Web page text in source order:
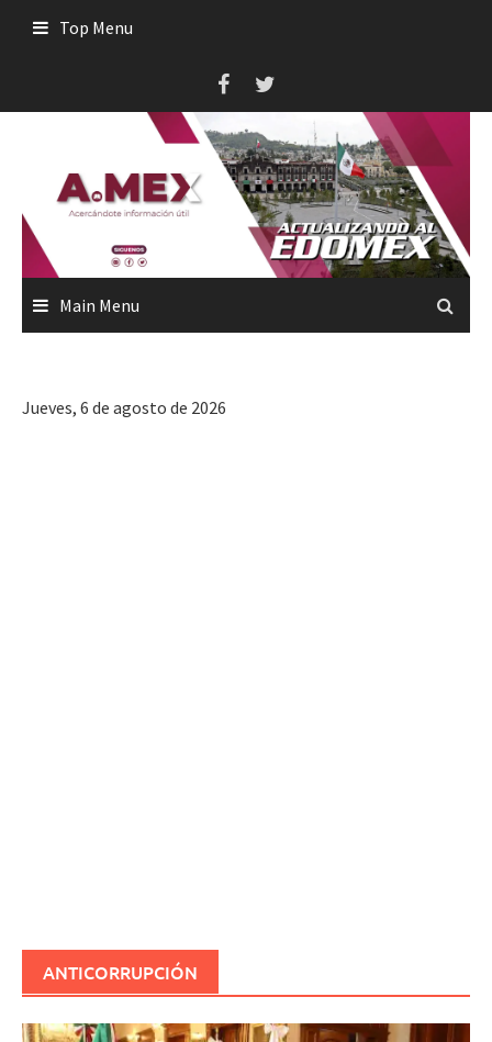
Top Menu
Main Menu
Jueves, 6 de agosto de 2026
ANTICORRUPCIÓN